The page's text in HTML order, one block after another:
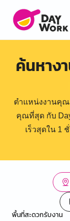
ค้นหาง
ตำแหน่งงานคุ
คุณที่สุด กับ
เร็วสุดใน 1
พื้นที่สะดวกรับงาน